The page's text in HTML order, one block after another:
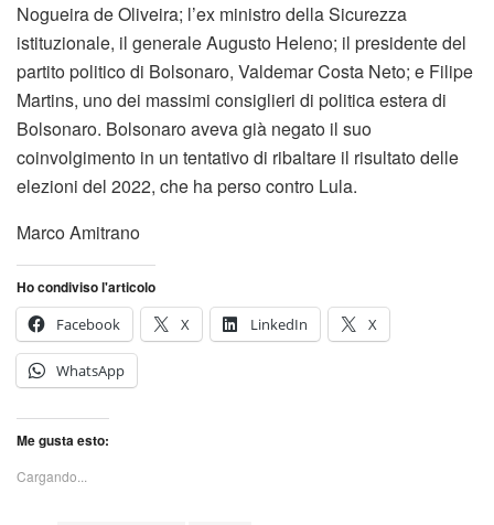
Nogueira de Oliveira; l’ex ministro della Sicurezza
istituzionale, il generale Augusto Heleno; il presidente del
partito politico di Bolsonaro, Valdemar Costa Neto; e Filipe
Martins, uno dei massimi consiglieri di politica estera di
Bolsonaro. Bolsonaro aveva già negato il suo
coinvolgimento in un tentativo di ribaltare il risultato delle
elezioni del 2022, che ha perso contro Lula.
Marco Amitrano
Ho condiviso l'articolo
Facebook
X LinkedIn X
WhatsApp
Me gusta esto:
Cargando...